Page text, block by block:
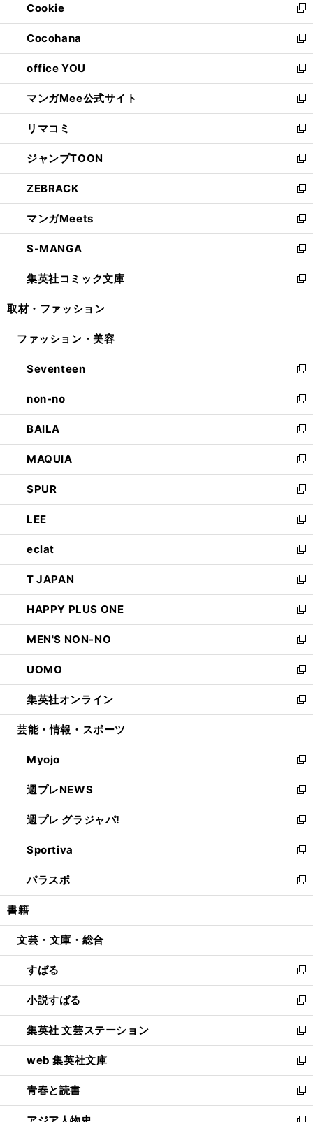
く
で
開
く
ド
ウ
で
開
く
ィ
ン
ド
ウ
で
開
く
Cookie
新
し
い
ウ
ィ
ン
ド
ウ
で
開
く
Cocohana
新
し
い
ウ
ィ
ン
ド
ウ
で
開
く
office YOU
新
し
い
ウ
ィ
ン
ド
ウ
で
開
く
マンガMee公式サイト
新
し
い
ウ
ィ
ン
ド
ウ
で
開
く
リマコミ
新
し
い
ウ
ィ
ン
ド
ウ
で
開
く
ジャンプTOON
新
し
い
ウ
ィ
ン
ド
ウ
で
開
ZEBRACK
新
し
い
ウ
ィ
ン
ド
ウ
開
マンガMeets
新
し
い
ウ
ィ
ン
ウ
開
く
S-MANGA
新
し
い
ウ
ン
ウ
で
開
く
集英社コミック文庫
新
し
ウ
ン
ド
ウ
で
開
く
取材・ファッション
ファッション・美容
Seventeen
新
し
い
ウ
ィ
ン
ド
ウ
で
開
く
non-no
新
し
い
ウ
ィ
ン
ド
ウ
で
開
く
BAILA
新
し
い
ウ
ィ
ン
ド
ウ
で
開
く
MAQUIA
新
し
い
ウ
ィ
ン
ド
ウ
で
開
く
SPUR
新
し
い
ウ
ィ
ン
ド
ウ
で
開
く
LEE
新
し
い
ウ
ィ
ン
ド
ウ
で
開
く
eclat
新
し
い
ウ
ィ
ン
ド
ウ
で
開
く
T JAPAN
新
し
い
ウ
ィ
ン
ド
ウ
で
開
HAPPY PLUS ONE
新
し
い
ウ
ィ
ン
ド
ウ
開
く
MEN'S NON-NO
新
し
い
ウ
ィ
ン
ウ
で
開
く
UOMO
新
し
い
ウ
ン
ド
ウ
で
開
く
集英社オンライン
新
し
ウ
ィ
ン
ド
ウ
で
開
く
芸能・情報・スポーツ
Myojo
新
し
い
ウ
ィ
ン
ド
ウ
で
開
週プレNEWS
新
し
い
ウ
ィ
ン
ド
ウ
開
週プレ グラジャパ!
新
し
い
ウ
ィ
ン
ウ
開
く
Sportiva
新
し
い
ウ
ン
ウ
で
開
く
パラスポ
新
し
ウ
ン
ド
ウ
で
開
く
書籍
文芸・文庫・総合
すばる
新
し
い
ウ
ィ
ン
ド
ウ
で
開
小説すばる
新
し
い
ウ
ィ
ン
ド
ウ
集英社 文芸ステーション
新
し
い
ウ
ィ
ン
web 集英社文庫
新
し
い
ウ
青春と読書
新
し